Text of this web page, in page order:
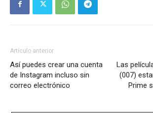
Artículo anterior
Así puedes crear una cuenta
de Instagram incluso sin
correo electrónico
Las
(007)
Prime